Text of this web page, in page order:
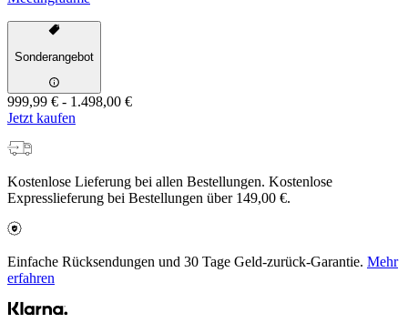
Sonderangebot
999,99 € - 1.498,00 €
Jetzt kaufen
Kostenlose Lieferung bei allen Bestellungen. Kostenlose
Expresslieferung bei Bestellungen über 149,00 €.
Einfache Rücksendungen und 30 Tage Geld-zurück-Garantie. Mehr
erfahren